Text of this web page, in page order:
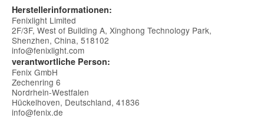
Herstellerinformationen:
Fenixlight Limited
2F/3F, West of Building A, Xinghong Technology Park,
Shenzhen, China, 518102
info@fenixlight.com
verantwortliche Person:
Fenix GmbH
Zechenring 6
Nordrhein-Westfalen
Hückelhoven, Deutschland, 41836
info@fenix.de